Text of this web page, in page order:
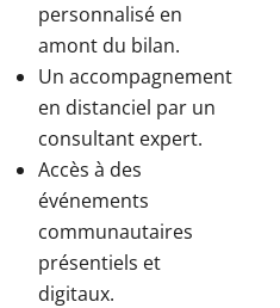
personnalisé en
amont du bilan.
Un accompagnement
en distanciel par un
consultant expert.
Accès à des
événements
communautaires
présentiels et
digitaux.